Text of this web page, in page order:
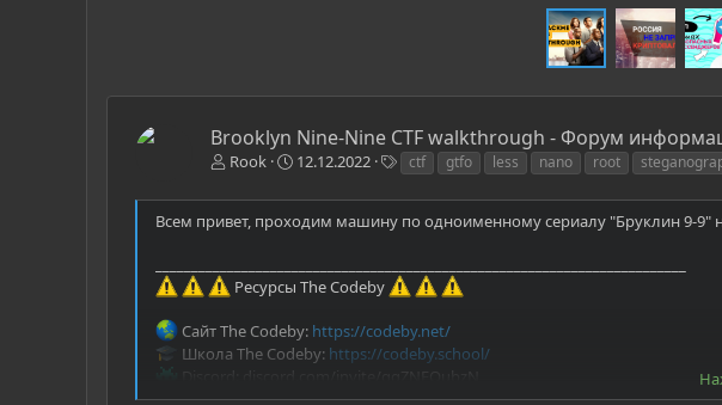
Brooklyn Nine-Nine CTF walkthrough - Форум
Rook 12.12.2022
г
и
ctf gtfo less nano root
Всем привет, проходим машину по одноименному сериалу "Бруклин 9-9"
Ресурсы The Codeby
Сайт The Codeby: https://codeby.net/
Школа The Codeby: https://codeby.school/
Telegram:https://t.me/codeby_sec